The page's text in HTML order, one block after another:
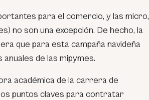
para el comercio, y las micro,
no son una excepción. De hecho, la
que para esta campaña navideña
de las mipymes.
académica de la carrera de
puntos claves para contratar